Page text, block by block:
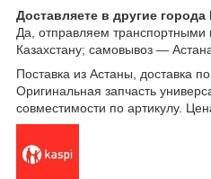
Доставляете в другие города
Да, отправляем
Казахстану; самовывоз —
Поставка из Астаны, доставка
Оригинальная запчасть
совместимости по артикулу.